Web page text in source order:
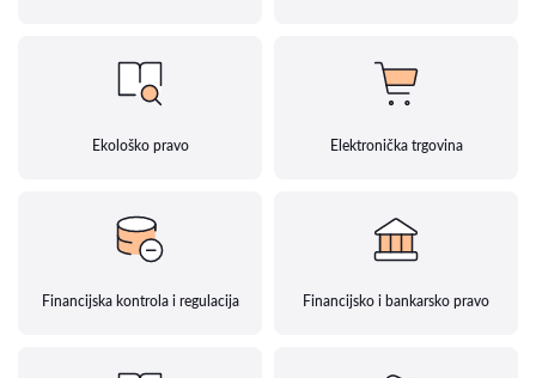
Ekološko pravo Elektronička trgovina
Financijska kontrola i regulacija Financijsko i bankarsko pravo